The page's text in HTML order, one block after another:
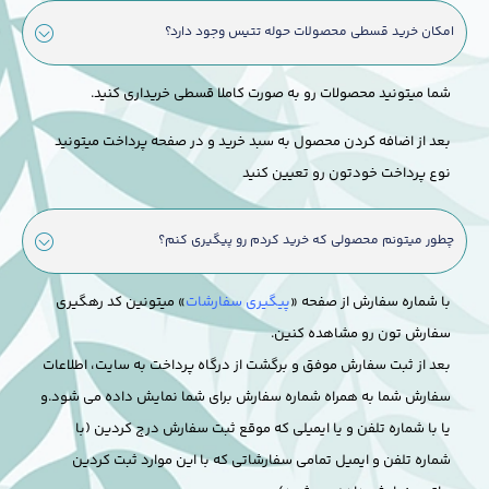
امکان خرید قسطی محصولات حوله تتیس وجود دارد؟
شما میتونید محصولات رو به صورت کاملا قسطی خریداری کنید.
بعد از اضافه کردن محصول به سبد خرید و در صفحه پرداخت میتونید
نوع پرداخت خودتون رو تعیین کنید
چطور میتونم محصولی که خرید کردم رو پیگیری کنم؟
با شماره سفارش از صفحه «پیگیری سفارشات» میتونین کد رهگیری
سفارش تون رو مشاهده کنین.
بعد از ثبت سفارش موفق و برگشت از درگاه پرداخت به سایت، اطلاعات
سفارش شما به همراه شماره سفارش برای شما نمایش داده می شود.و
یا با شماره تلفن و یا ایمیلی که موقع ثبت سفارش درج کردین (با
شماره تلفن و ایمیل تمامی سفارشاتی که با این موارد ثبت کردین